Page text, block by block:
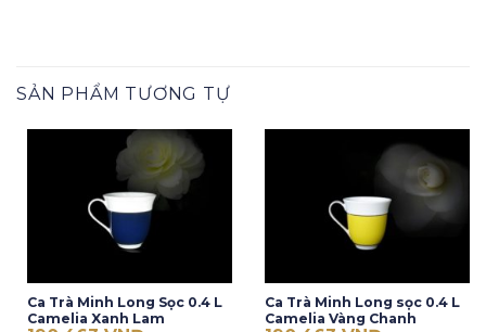
SẢN PHẨM TƯƠNG TỰ
Ca Trà Minh Long Sọc 0.4 L
Camelia Xanh Lam
Ca Trà Minh Long sọc 0.4 L
Camelia Vàng Chanh